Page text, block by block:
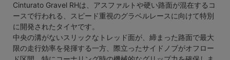
Cinturato Gravel RHは、アスファルトや硬い路面が混在するコ
ースで行われる、スピード重視のグラベルレースに向けて特別
に開発されたタイヤです。
中央の溝がないスリックなトレッド面が、締まった路面で最大
限の走行効率を発揮する一方、際立ったサイドノブがオフロー